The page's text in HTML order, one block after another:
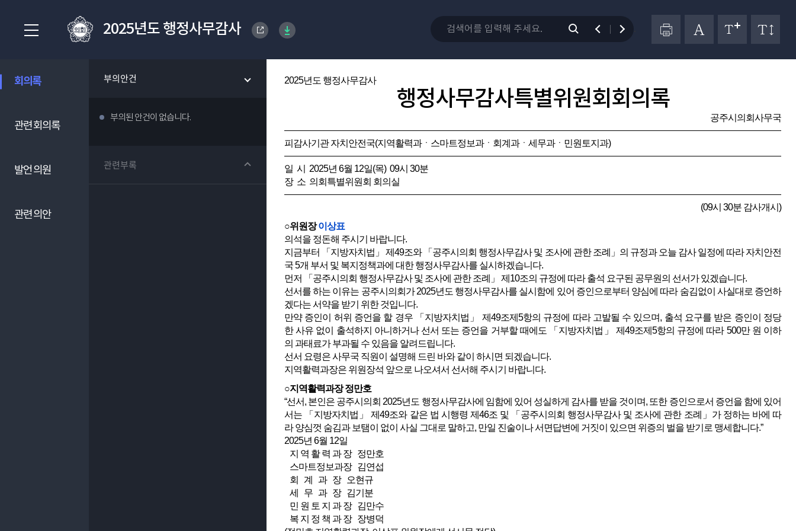
2025년도 행정사무감사
회의록 부의안건
부의된 안건이 없습니다.
관련부록
관련 회의록
발언 의원
관련 의안
2025년도 행정사무감사
행정사무감사특별위원회회의록
공주시의회사무국
피감사기관 자치안전국(지역활력과ㆍ스마트정보과ㆍ회계과ㆍ세무과ㆍ민원토지과)
일 시 2025년 6월 12일(목) 09시 30분
장 소 의회특별위원회 회의실
(09시 30분 감사개시)
○위원장이상표
의석을 정돈해 주시기 바랍니다.
지금부터 「지방자치법」 제49조와 「공주시의회 행정사무감사 및 조사에 관한 조례」의 규정과 오늘 감사 일정에 따라 자치안전
국 5개 부서 및 복지정책과에 대한 행정사무감사를 실시하겠습니다.
먼저 「공주시의회 행정사무감사 및 조사에 관한 조례」 제10조의 규정에 따라 출석 요구된 공무원의 선서가 있겠습니다.
선서를 하는 이유는 공주시의회가 2025년도 행정사무감사를 실시함에 있어 증인으로부터 양심에 따라 숨김없이 사실대로 증언하
겠다는 서약을 받기 위한 것입니다.
만약 증인이 허위 증언을 할 경우 「지방자치법」 제49조제5항의 규정에 따라 고발될 수 있으며, 출석 요구를 받은 증인이 정당
한 사유 없이 출석하지 아니하거나 선서 또는 증언을 거부할 때에도 「지방자치법」 제49조제5항의 규정에 따라 500만 원 이하
의 과태료가 부과될 수 있음을 알려드립니다.
선서 요령은 사무국 직원이 설명해 드린 바와 같이 하시면 되겠습니다.
지역활력과장은 위원장석 앞으로 나오셔서 선서해 주시기 바랍니다.
○지역활력과장 정만호
“선서, 본인은 공주시의회 2025년도 행정사무감사에 임함에 있어 성실하게 감사를 받을 것이며, 또한 증인으로서 증언을 함에 있어
서는 「지방자치법」 제49조와 같은 법 시행령 제46조 및 「공주시의회 행정사무감사 및 조사에 관한 조례」가 정하는 바에 따
라 양심껏 숨김과 보탬이 없이 사실 그대로 말하고, 만일 진술이나 서면답변에 거짓이 있으면 위증의 벌을 받기로 맹세합니다.”
2025년 6월 12일
지 역 활 력 과 장 정만호
스마트정보과장 김연섭
회 계 과 장 오현규
세 무 과 장 김기분
민 원 토 지 과 장 김만수
복 지 정 책 과 장 장병덕